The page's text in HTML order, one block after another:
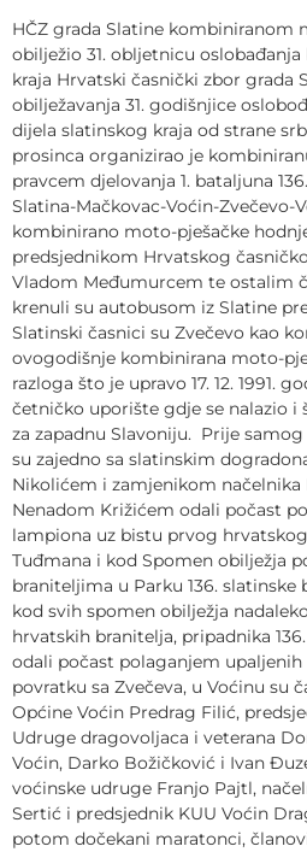
HČZ grada Slatine kombiniranom
obilježio 31. obljetnicu
kraja Hrvatski časnički zbor grada
obilježavanja 31. godišnjice
dijela slatinskog kraja od strane
prosinca organizirao je
pravcem djelovanja 1. bataljuna
Slatina-Mačkovac-Voćin-Zvečevo-
kombinirano moto-pješačke
predsjednikom Hrvatskog
Vladom Međumurcem te ostalim
krenuli su autobusom iz Slatine
Slatinski časnici su Zvečevo kao
ovogodišnje kombinirana moto-
razloga što je upravo 17. 12. 1991.
četničko uporište gdje se nalazio i
za zapadnu Slavoniju. Prije
su zajedno sa slatinskim
Nikolićem i zamjenikom
Nenadom Križićem odali počast
lampiona uz bistu prvog
Tuđmana i kod Spomen obilježja
braniteljima u Parku 136. slatinske
kod svih spomen obilježja
hrvatskih branitelja, pripadnika
odali počast polaganjem
povratku sa Zvečeva, u Voćinu su
Općine Voćin Predrag Filić,
Udruge dragovoljaca i veterana
Voćin, Darko Božičković i Ivan
voćinske udruge Franjo Pajtl,
Sertić i predsjednik KUU Voćin
potom dočekani maratonci,